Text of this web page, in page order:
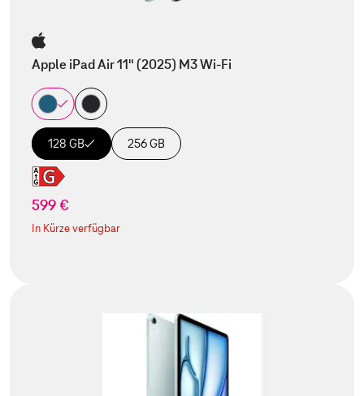
Apple iPad Air 11" (2025) M3 Wi-Fi
128 GB 256 GB
599 €
In Kürze verfügbar